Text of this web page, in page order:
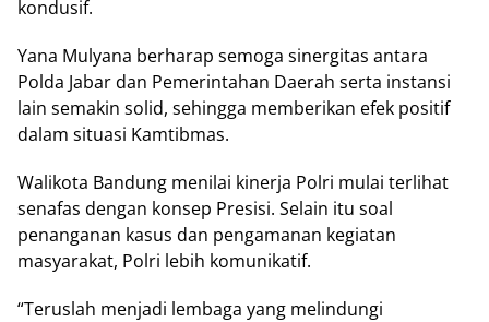
kondusif.
Yana Mulyana berharap semoga sinergitas antara
Polda Jabar dan Pemerintahan Daerah serta instansi
lain semakin solid, sehingga memberikan efek positif
dalam situasi Kamtibmas.
Walikota Bandung menilai kinerja Polri mulai terlihat
senafas dengan konsep Presisi. Selain itu soal
penanganan kasus dan pengamanan kegiatan
masyarakat, Polri lebih komunikatif.
“Teruslah menjadi lembaga yang melindungi